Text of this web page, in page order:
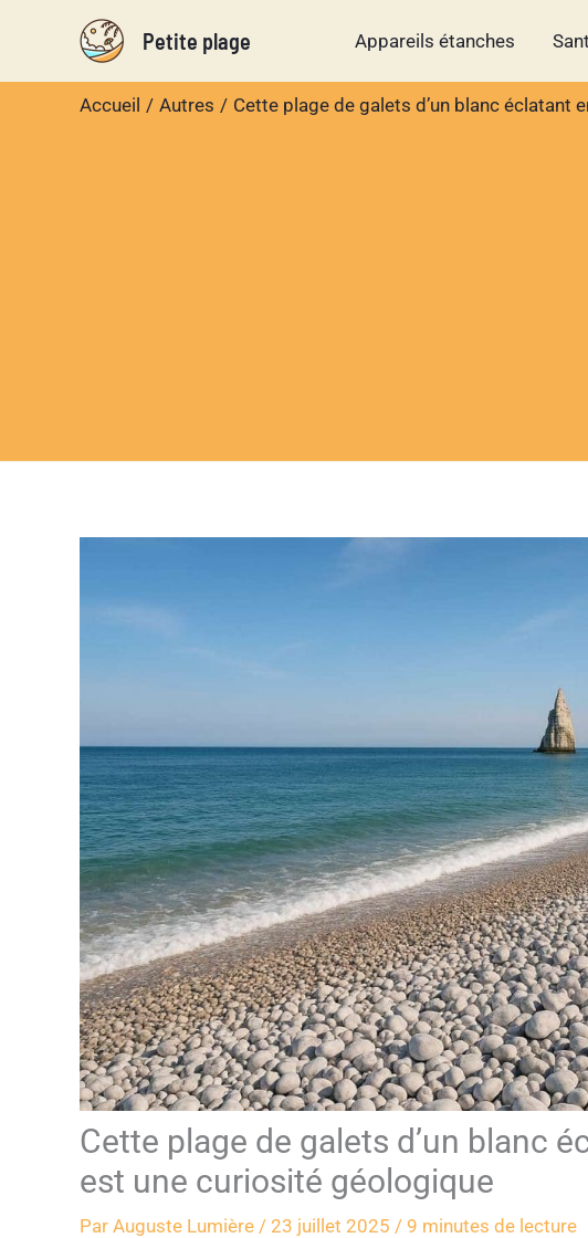
contenu
Petite plage Appareils étanches
Accueil Autres Cette plage de galets d’un blanc éclatant
Cette plage de galets d’un blanc
est une curiosité géologique
Par Auguste Lumière / 23 juillet 2025 / 9 minutes de lecture